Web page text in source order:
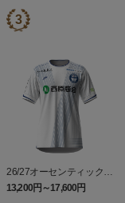
26/27オーセンティックユ
ニフォーム（FP2nd）
13,200円～17,600円